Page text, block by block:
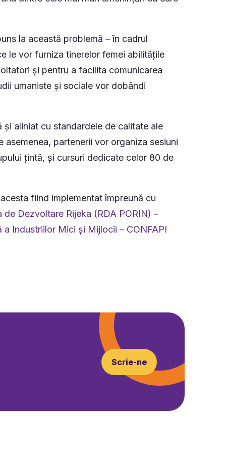
la această problemă – în cadrul
le vor furniza tinerelor femei abilitățile
și pentru a facilita comunicarea
umaniste și sociale vor dobândi
aliniat cu standardele de calitate ale
partenerii vor organiza sesiuni
țintă, și cursuri dedicate celor 80 de
fiind implementat împreună cu
de Dezvoltare Rijeka (RDA PORIN) –
a Industriilor Mici și Mijlocii – CONFAPI
Scrie-ne